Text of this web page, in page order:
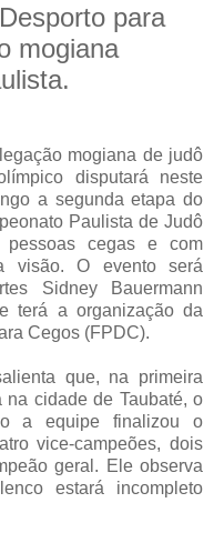
para
mogiana
mogiana de judô
disputará neste
a segunda etapa do
Paulista de Judô
pessoas cegas e com
visão. O evento será
Sidney Bauermann
terá a organização da
Cegos (FPDC).
que, na primeira
cidade de Taubaté, o
a equipe finalizou o
vice-campeões, dois
geral. Ele observa
estará incompleto